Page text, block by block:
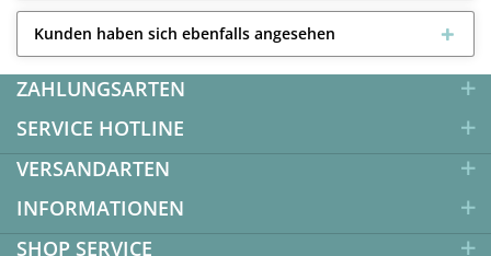
Kunden haben sich ebenfalls angesehen
ZAHLUNGSARTEN
SERVICE HOTLINE
VERSANDARTEN
INFORMATIONEN
SHOP SERVICE